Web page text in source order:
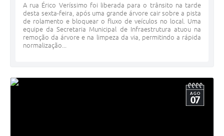
Telefones Úteis
Termos de Uso & Política de Privacidade
A rua Érico Veríssimo foi liberada para o trânsito na tarde
desta sexta-feira, após uma grande árvore cair sobre a pista
de rolamento e bloquear o fluxo de veículos no local. Uma
equipe da Secretaria Municipal de Infraestrutura atuou na
remoção da árvore e na limpeza da via, permitindo a rápida
normalização...
AGO
07